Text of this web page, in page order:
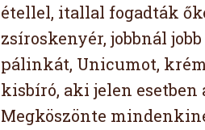
étellel, itallal fogadták
zsíroskenyér, jobbnál
pálinkát, Unicumot,
kisbíró, aki jelen
Megköszönte